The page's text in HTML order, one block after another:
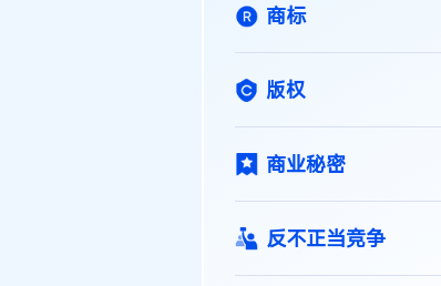
商标
版权
商业秘密
反不正当竞争